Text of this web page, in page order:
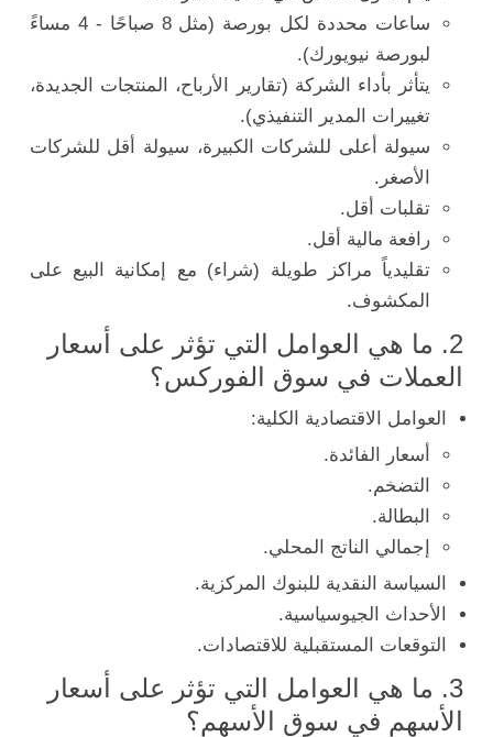
ساعات محددة لكل بورصة (مثل 8 صباحًا - 4 مساءً
لبورصة نيويورك).
يتأثر بأداء الشركة (تقارير الأرباح، المنتجات الجديدة،
تغييرات المدير التنفيذي).
سيولة أعلى للشركات الكبيرة، سيولة أقل للشركات
الأصغر.
تقلبات أقل.
رافعة مالية أقل.
تقليدياً مراكز طويلة (شراء) مع إمكانية البيع على
المكشوف.
2. ما هي العوامل التي تؤثر على أسعار
العملات في سوق الفوركس؟
العوامل الاقتصادية الكلية:
أسعار الفائدة.
التضخم.
البطالة.
إجمالي الناتج المحلي.
السياسة النقدية للبنوك المركزية.
الأحداث الجيوسياسية.
التوقعات المستقبلية للاقتصادات.
3. ما هي العوامل التي تؤثر على أسعار
الأسهم في سوق الأسهم؟